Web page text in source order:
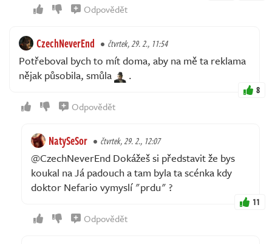
Odpovědět
CzechNeverEnd čtvrtek, 29. 2., 11:54
Potřeboval bych to mít doma, aby na mě ta reklama
nějak působila, smůla
.
8
Odpovědět
NatySeSor čtvrtek, 29. 2., 12:07
@CzechNeverEnd Dokážeš si představit že bys
koukal na Já padouch a tam byla ta scénka kdy
doktor Nefario vymyslí "prdu" ?
11
Odpovědět